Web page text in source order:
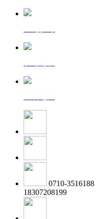
0710-3516188
18307208199